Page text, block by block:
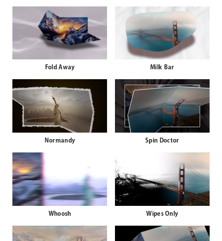
Fold Away Milk Bar
Normandy Spin Doctor
Whoosh Wipes Only